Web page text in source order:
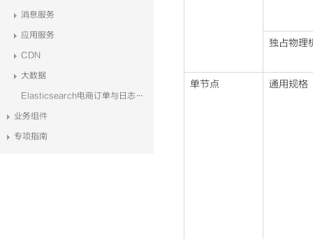
消息服务
应用服务
CDN
大数据
Elasticsearch电商订单与日志系统解决方案
业务组件
专项指南
独占物理
单节点 通用规格